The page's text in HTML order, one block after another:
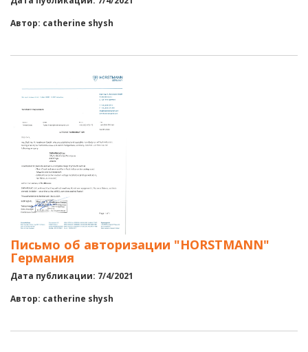
Автор: catherine shysh
Письмо об авторизации "HORSTMANN"
Германия
Дата публикации: 7/4/2021
Автор: catherine shysh